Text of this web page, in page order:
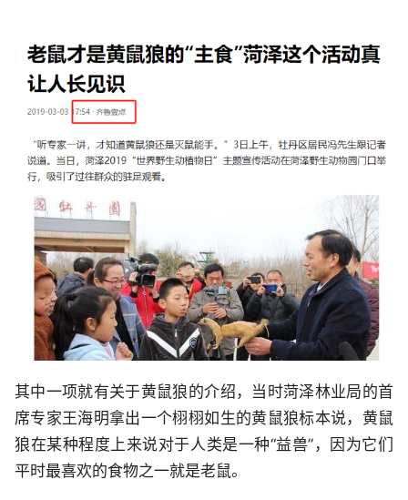
其中一项就有关于黄鼠狼的介绍，当时菏泽林业局的首
席专家王海明拿出一个栩栩如生的黄鼠狼标本说，黄鼠
狼在某种程度上来说对于人类是一种“益兽”，因为它们
平时最喜欢的食物之一就是老鼠。